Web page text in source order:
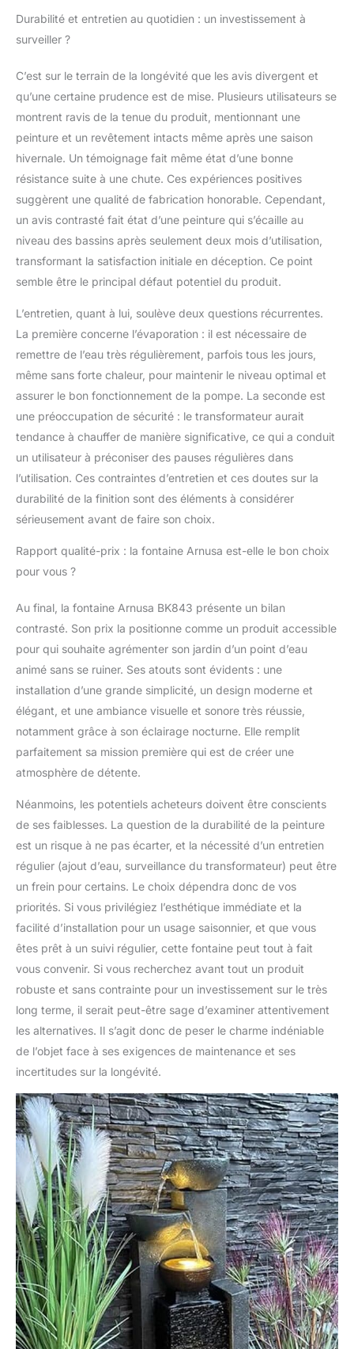
Durabilité et entretien au quotidien : un investissement à
surveiller ?
C’est sur le terrain de la longévité que les avis divergent et
qu’une certaine prudence est de mise. Plusieurs utilisateurs se
montrent ravis de la tenue du produit, mentionnant une
peinture et un revêtement intacts même après une saison
hivernale. Un témoignage fait même état d’une bonne
résistance suite à une chute. Ces expériences positives
suggèrent une qualité de fabrication honorable. Cependant,
un avis contrasté fait état d’une peinture qui s’écaille au
niveau des bassins après seulement deux mois d’utilisation,
transformant la satisfaction initiale en déception. Ce point
semble être le principal défaut potentiel du produit.
L’entretien, quant à lui, soulève deux questions récurrentes.
La première concerne l’évaporation : il est nécessaire de
remettre de l’eau très régulièrement, parfois tous les jours,
même sans forte chaleur, pour maintenir le niveau optimal et
assurer le bon fonctionnement de la pompe. La seconde est
une préoccupation de sécurité : le transformateur aurait
tendance à chauffer de manière significative, ce qui a conduit
un utilisateur à préconiser des pauses régulières dans
l’utilisation. Ces contraintes d’entretien et ces doutes sur la
durabilité de la finition sont des éléments à considérer
sérieusement avant de faire son choix.
Rapport qualité-prix : la fontaine Arnusa est-elle le bon choix
pour vous ?
Au final, la fontaine Arnusa BK843 présente un bilan
contrasté. Son prix la positionne comme un produit accessible
pour qui souhaite agrémenter son jardin d’un point d’eau
animé sans se ruiner. Ses atouts sont évidents : une
installation d’une grande simplicité, un design moderne et
élégant, et une ambiance visuelle et sonore très réussie,
notamment grâce à son éclairage nocturne. Elle remplit
parfaitement sa mission première qui est de créer une
atmosphère de détente.
Néanmoins, les potentiels acheteurs doivent être conscients
de ses faiblesses. La question de la durabilité de la peinture
est un risque à ne pas écarter, et la nécessité d’un entretien
régulier (ajout d’eau, surveillance du transformateur) peut être
un frein pour certains. Le choix dépendra donc de vos
priorités. Si vous privilégiez l’esthétique immédiate et la
facilité d’installation pour un usage saisonnier, et que vous
êtes prêt à un suivi régulier, cette fontaine peut tout à fait
vous convenir. Si vous recherchez avant tout un produit
robuste et sans contrainte pour un investissement sur le très
long terme, il serait peut-être sage d’examiner attentivement
les alternatives. Il s’agit donc de peser le charme indéniable
de l’objet face à ses exigences de maintenance et ses
incertitudes sur la longévité.